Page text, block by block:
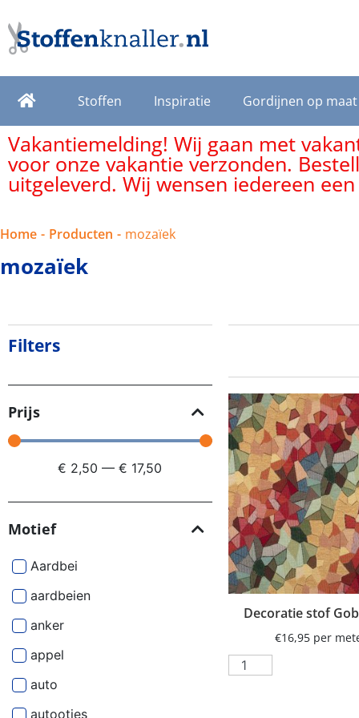
Stoffen Inspiratie Gordijnen op maat
Vakantiemelding! Wij gaan met
voor onze vakantie verzonden.
uitgeleverd. Wij wensen iedereen
Home - Producten - mozaïek
mozaïek
Filters
Prijs
€ 2,50—€ 17,50
Motief
Aardbei
aardbeien
anker
appel
auto
autootjes
Decoratie stof
€16,95 per